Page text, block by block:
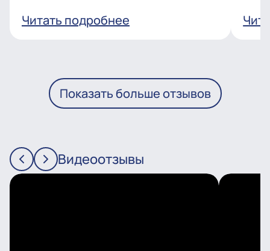
Читать подробнее
Показать больше отзывов
Видеоотзывы